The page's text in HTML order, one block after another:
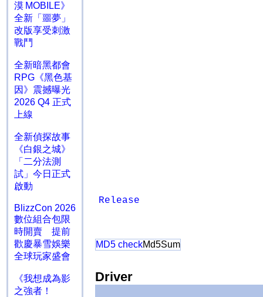
漠 MOBILE》
全新「噩夢」
改版享受刺激
戰鬥
全新暗黑都會
RPG《黑色基
因》震撼曝光
2026 Q4 正式
上線
全新偵探故事
《白銀之城》
「二分法測
試」今日正式
啟動
BlizzCon 2026
數位組合包限
時開賣 提前
歡慶暴雪娛樂
全球玩家盛會
《我想成為影
之強者！
Release
MD5 checkMd5Sum
Driver